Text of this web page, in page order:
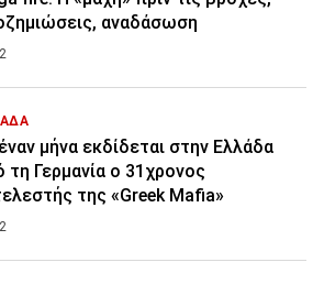
αναδάσωση
μήνα εκδίδεται στην Ελλάδα
τη Γερμανία ο 31χρονος
της «Greek Mafia»